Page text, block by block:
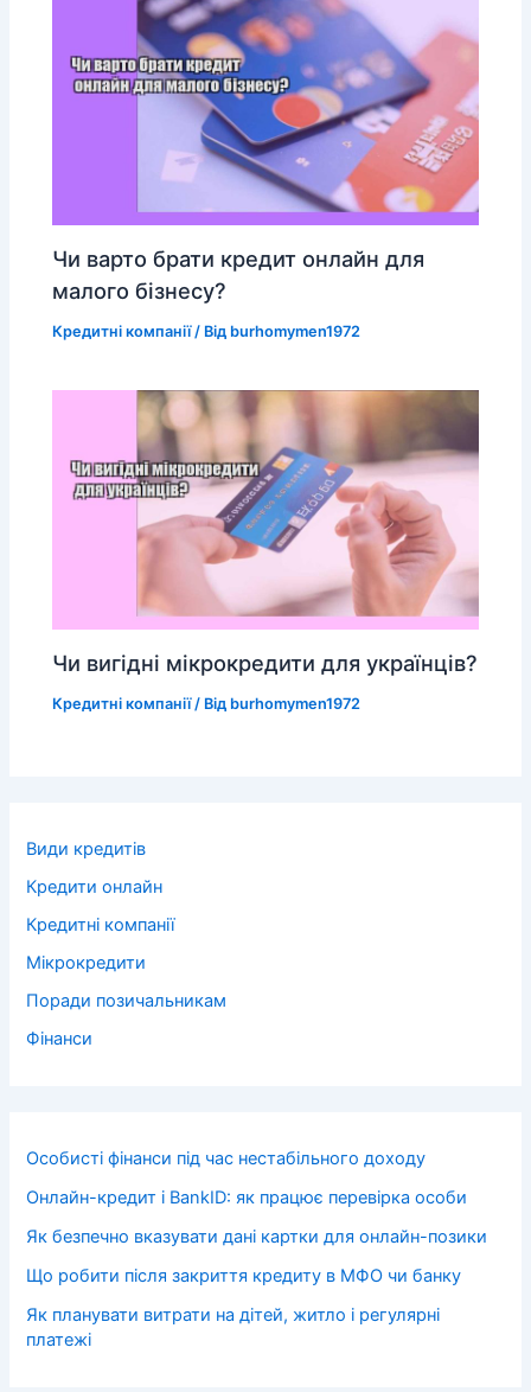
Чи варто брати кредит онлайн для
малого бізнесу?
Кредитні компанії/ Від burhomymen1972
Чи вигідні мікрокредити для українців?
Кредитні компанії/ Від burhomymen1972
Види кредитів
Кредити онлайн
Кредитні компанії
Мікрокредити
Поради позичальникам
Фінанси
Особисті фінанси під час нестабільного доходу
Онлайн-кредит і BankID: як працює перевірка особи
Як безпечно вказувати дані картки для онлайн-позики
Що робити після закриття кредиту в МФО чи банку
Як планувати витрати на дітей, житло і регулярні
платежі